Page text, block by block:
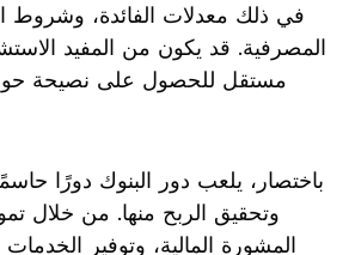
في ذلك معدلات الفائدة، وشروط
المصرفية. قد يكون من المفيد
مستقل للحصول على نصيحة
باختصار، يلعب دور البنوك دورًا
وتحقيق الربح منها. من خلال
المشورة المالية، وتوفير